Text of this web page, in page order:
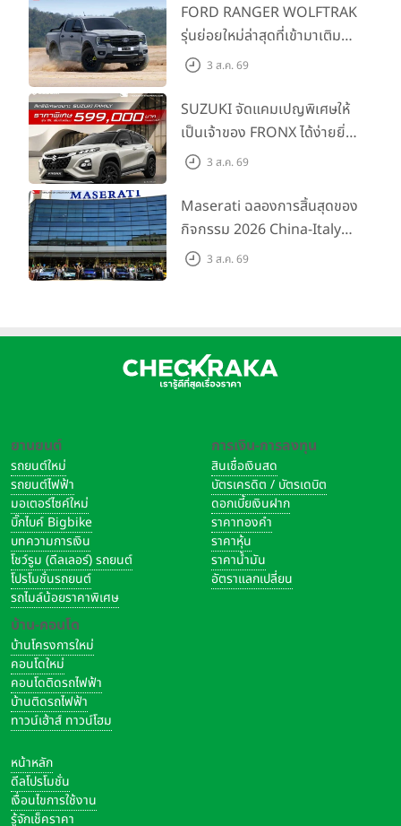
FORD RANGER WOLFTRAK
รุ่นย่อยใหม่ล่าสุดที่เข้ามาเติม
เต็มไลน์อัป พร้อมตอบโจทย์ทุก
พร้อมลุย ด้วยราคาพิเศษเริ่ม
ต้นที่ 9.49 แสนบาท
3 ส.ค. 69
SUZUKI จัดแคมเปญพิเศษให้
เป็นเจ้าของ FRONX ได้ง่ายยิ่ง
ขึ้นสำหรับรุ่น GL ราคาพิเศษ
200 คัน พร้อมข้อเสนอสุดคุ้ม
3 ส.ค. 69
Maserati ฉลองการสิ้นสุดของ
กิจกรรม 2026 China-Italy
Grand Tour ณ สำนักงาน
3 ส.ค. 69
ยานยนต์
รถยนต์ใหม่
รถยนต์ไฟฟ้า
มอเตอร์ไซค์ใหม่
บิ๊กไบค์ Bigbike
บทความการเงิน
โชว์รูม (ดีลเลอร์) รถยนต์
โปรโมชั่นรถยนต์
รถไมล์น้อยราคาพิเศษ
บ้าน-คอนโด
บ้านโครงการใหม่
คอนโดใหม่
คอนโดติดรถไฟฟ้า
บ้านติดรถไฟฟ้า
ทาวน์เฮ้าส์ ทาวน์โฮม
การเงิน-การลงทุน
สินเชื่อเงินสด
บัตรเครดิต / บัตรเดบิต
ดอกเบี้ยเงินฝาก
ราคาทองคำ
ราคาหุ้น
ราคาน้ำมัน
อัตราแลกเปลี่ยน
หน้าหลัก
ดีลโปรโมชั่น
เงื่อนไขการใช้งาน
รู้จักเช็คราคา